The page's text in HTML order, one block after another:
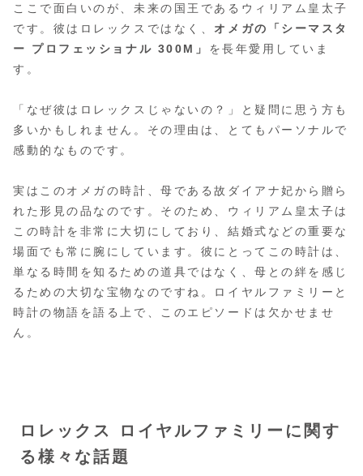
ここで面白いのが、未来の国王であるウィリアム皇太子
です。彼はロレックスではなく、 オメガの「シーマスタ
ー プロフェッショナル 300M」 を長年愛用していま
す。
「なぜ彼はロレックスじゃないの？」と疑問に思う方も
多いかもしれません。その理由は、とてもパーソナルで
感動的なものです。
実はこのオメガの時計、母である故ダイアナ妃から贈ら
れた形見の品 なのです。そのため、ウィリアム皇太子は
この時計を非常に大切にしており、結婚式などの重要な
場面でも常に腕にしています。彼にとってこの時計は、
単なる時間を知るための道具ではなく、母との絆を感じ
るための大切な宝物なのですね。ロイヤルファミリーと
時計の物語を語る上で、このエピソードは欠かせませ
ん。
ロレックス ロイヤルファミリーに関す
る様々な話題